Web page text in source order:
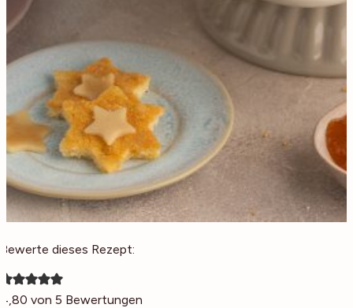
Bewerte dieses Rezept:
4,80 von 5 Bewertungen